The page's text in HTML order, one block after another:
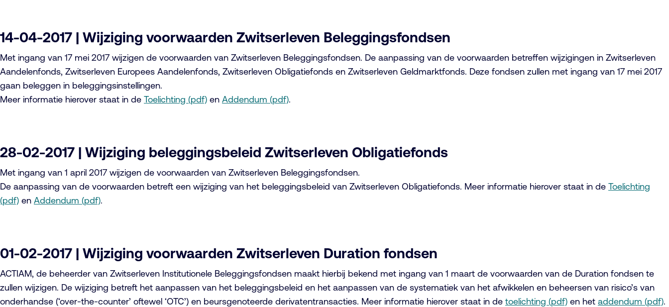
14-04-2017 | Wijziging voorwaarden Zwitserleven Beleggingsfondsen
Met ingang van 17 mei 2017 wijzigen de voorwaarden van Zwitserleven Beleggingsfondsen. De aanpassing van de voorwaarden betreffen wijzigingen in Zwitserleven
Aandelenfonds, Zwitserleven Europees Aandelenfonds, Zwitserleven Obligatiefonds en Zwitserleven Geldmarktfonds. Deze fondsen zullen met ingang van 17 mei 2017
gaan beleggen in beleggingsinstellingen.
Meer informatie hierover staat in de Toelichting (pdf) en Addendum (pdf).
28-02-2017 | Wijziging beleggingsbeleid Zwitserleven Obligatiefonds
Met ingang van 1 april 2017 wijzigen de voorwaarden van Zwitserleven Beleggingsfondsen.
De aanpassing van de voorwaarden betreft een wijziging van het beleggingsbeleid van Zwitserleven Obligatiefonds. Meer informatie hierover staat in de Toelichting
(pdf) en Addendum (pdf).
01-02-2017 | Wijziging voorwaarden Zwitserleven Duration fondsen
ACTIAM, de beheerder van Zwitserleven Institutionele Beleggingsfondsen maakt hierbij bekend met ingang van 1 maart de voorwaarden van de Duration fondsen te
zullen wijzigen. De wijziging betreft het aanpassen van het beleggingsbeleid en het aanpassen van de systematiek van het afwikkelen en beheersen van risico’s van
onderhandse (‘over-the-counter’ oftewel ‘OTC’) en beursgenoteerde derivatentransacties. Meer informatie hierover staat in de toelichting (pdf) en het addendum (pdf).